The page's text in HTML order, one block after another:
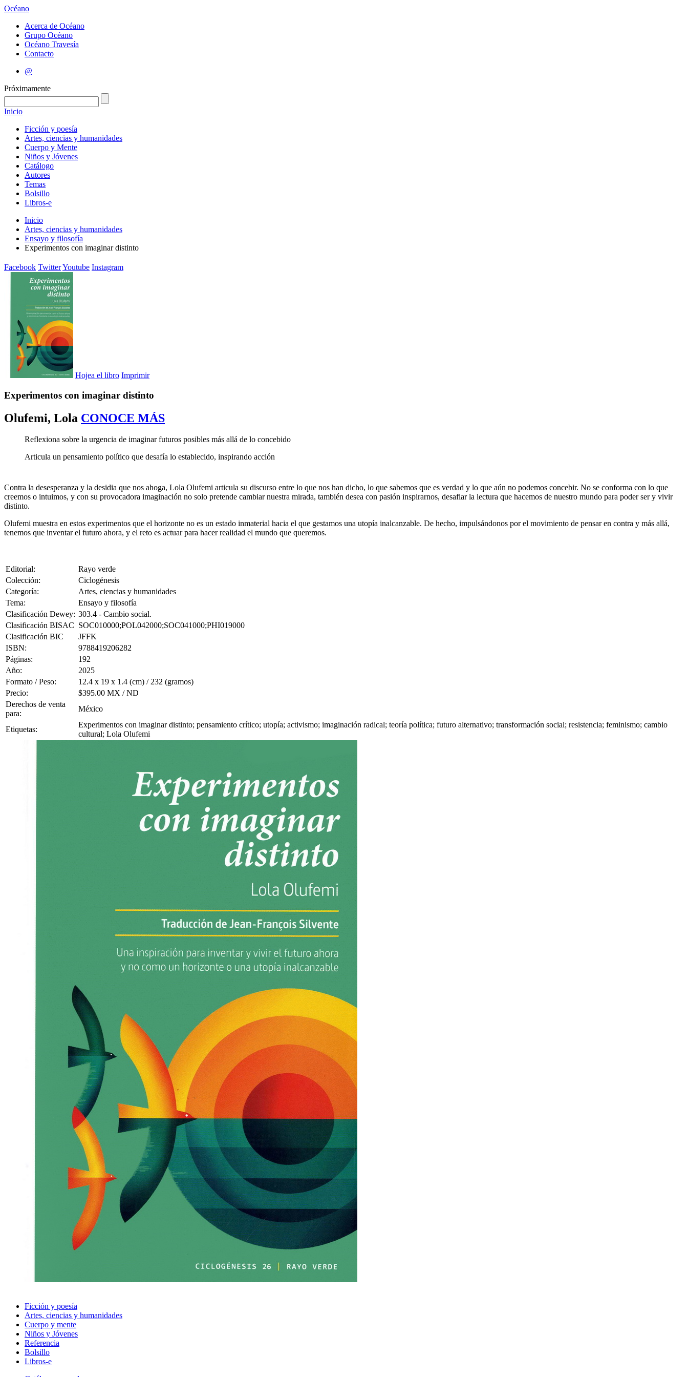
Océano
Acerca de Océano
Grupo Océano
Océano Travesía
Contacto
@
Próximamente
Inicio
Ficción y poesía
Artes, ciencias y humanidades
Cuerpo y Mente
Niños y Jóvenes
Catálogo
Autores
Temas
Bolsillo
Libros-e
Inicio
Artes, ciencias y humanidades
Ensayo y filosofía
Experimentos con imaginar distinto
Facebook TwitterYoutube Instagram
Hojea el libro Imprimir
Experimentos con imaginar distinto
Olufemi, Lola CONOCE MÁS
Reflexiona sobre la urgencia de imaginar futuros posibles más allá de lo concebido
Articula un pensamiento político que desafía lo establecido, inspirando acción
Contra la desesperanza y la desidia que nos ahoga, Lola Olufemi articula su discurso entre lo que nos han dicho, lo que sabemos que es verdad y lo que aún no podemos concebir. No se conforma con lo que
creemos o intuimos, y con su provocadora imaginación no solo pretende cambiar nuestra mirada, también desea con pasión inspirarnos, desafiar la lectura que hacemos de nuestro mundo para poder ser y vivir
distinto.
Olufemi muestra en estos experimentos que el horizonte no es un estado inmaterial hacia el que gestamos una utopía inalcanzable. De hecho, impulsándonos por el movimiento de pensar en contra y más allá,
tenemos que inventar el futuro ahora, y el reto es actuar para hacer realidad el mundo que queremos.
Editorial:
Rayo verde
Colección:
Ciclogénesis
Categoría:
Artes, ciencias y humanidades
Tema:
Ensayo y filosofía
Clasificación Dewey: 303.4 - Cambio social.
Clasificación BISAC SOC010000;POL042000;SOC041000;PHI019000
Clasificación BIC
JFFK
ISBN:
9788419206282
Páginas:
192
Año:
2025
Formato / Peso:
12.4 x 19 x 1.4 (cm) / 232 (gramos)
Precio:
$395.00 MX / ND
Derechos de venta
para:
México
Etiquetas:
Experimentos con imaginar distinto; pensamiento crítico; utopía; activismo; imaginación radical; teoría política; futuro alternativo; transformación social; resistencia; feminismo; cambio
cultural; Lola Olufemi
Ficción y poesía
Artes, ciencias y humanidades
Cuerpo y mente
Niños y Jóvenes
Referencia
Bolsillo
Libros-e